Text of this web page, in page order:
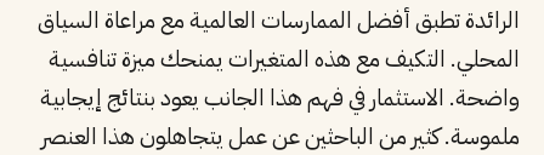
الرائدة تطبق أفضل الممارسات العالمية مع مراعاة السياق
المحلي. التكيف مع هذه المتغيرات يمنحك ميزة تنافسية
واضحة. الاستثمار في فهم هذا الجانب يعود بنتائج إيجابية
ملموسة. كثير من الباحثين عن عمل يتجاهلون هذا العنصر